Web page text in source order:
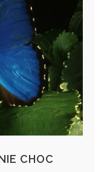
CHOC